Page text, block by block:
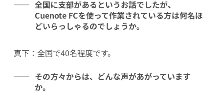
全国に支部があるというお話でしたが、
Cuenote FCを使って作業されている方は何名ほ
どいらっしゃるのでしょうか。
真下：全国で40名程度です。
その方々からは、どんな声があがっています
か。